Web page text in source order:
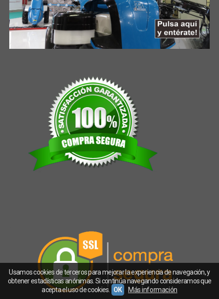
Usamos cookies de terceros para mejorar la experiencia de navegación, y
obtener estadísticas anónimas. Si continúa navegando consideramos que
acepta el uso de cookies.
OK Más información